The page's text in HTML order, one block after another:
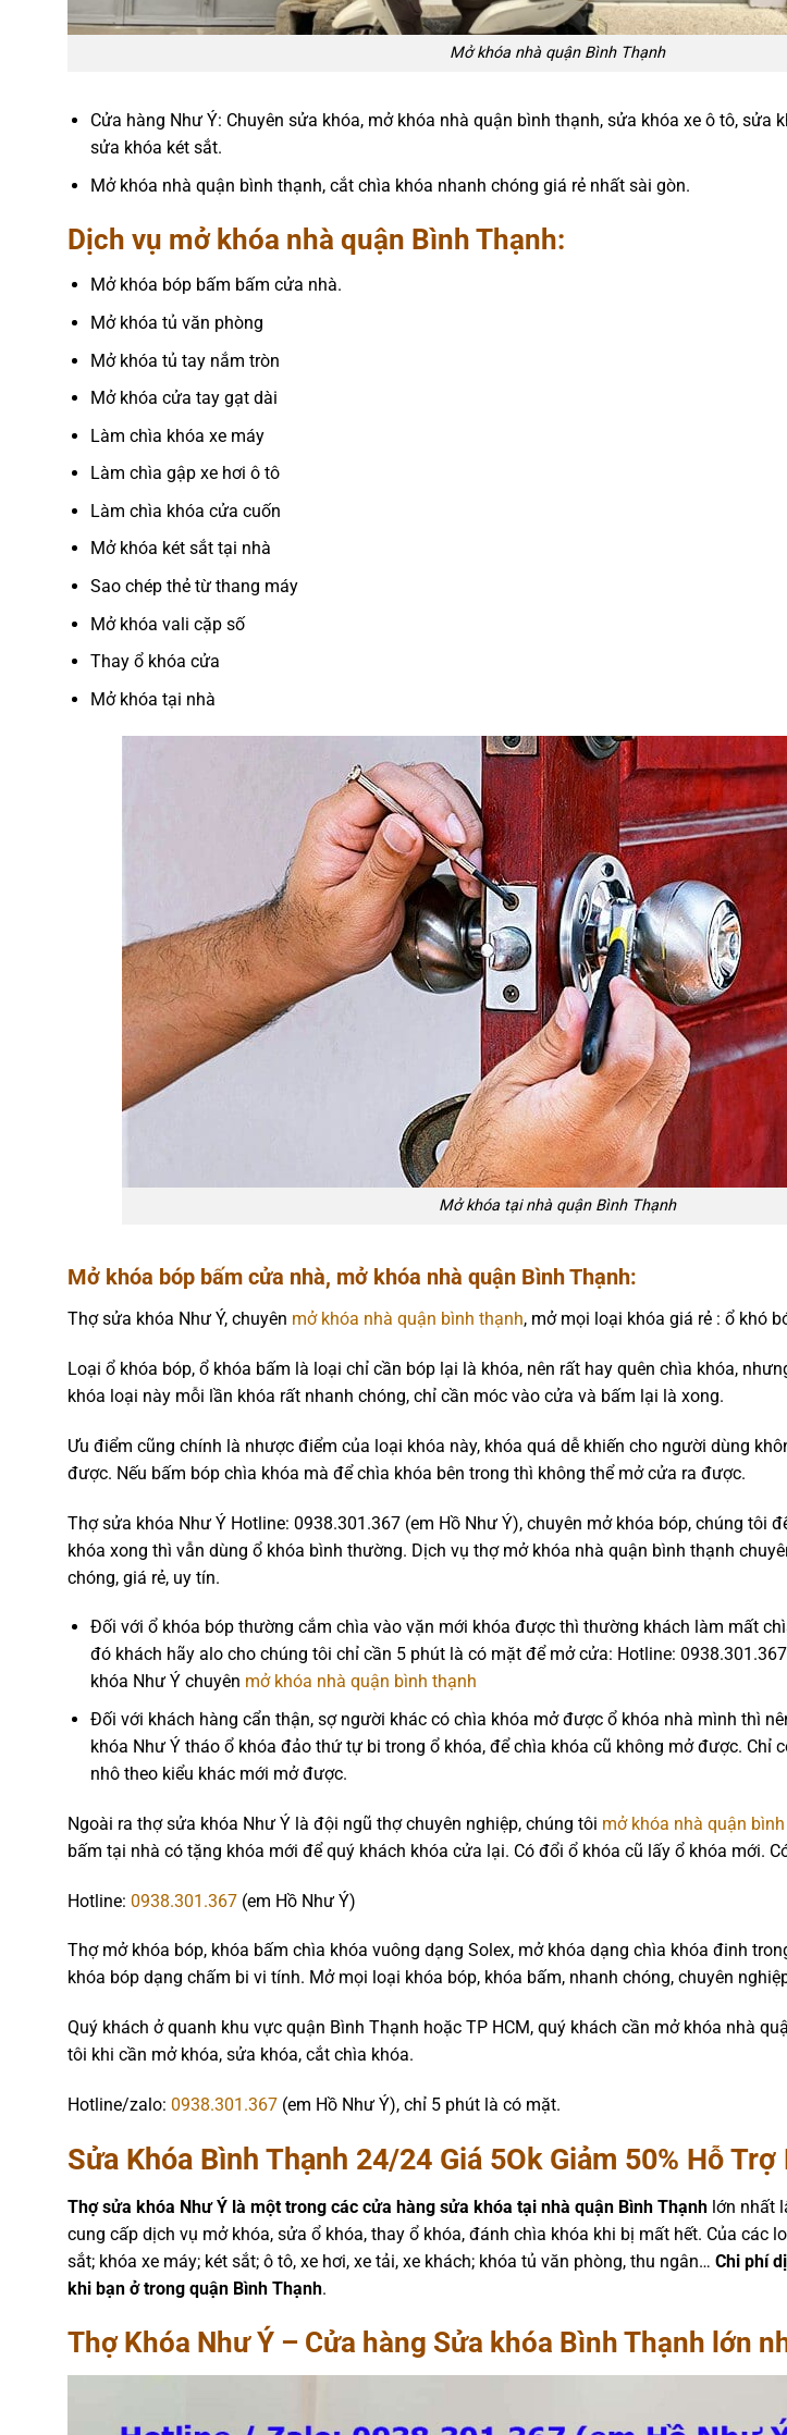
Mở khóa nhà quận Bình Thạnh
Cửa hàng Như Ý: Chuyên sửa khóa, mở khóa nhà quận bình thạnh, sửa khóa xe ô tô, sửa
sửa khóa két sắt.
Mở khóa nhà quận bình thạnh, cắt chìa khóa nhanh chóng giá rẻ nhất sài gòn.
Dịch vụ mở khóa nhà quận Bình Thạnh:
Mở khóa bóp bấm bấm cửa nhà.
Mở khóa tủ văn phòng
Mở khóa tủ tay nắm tròn
Mở khóa cửa tay gạt dài
Làm chìa khóa xe máy
Làm chìa gập xe hơi ô tô
Làm chìa khóa cửa cuốn
Mở khóa két sắt tại nhà
Sao chép thẻ từ thang máy
Mở khóa vali cặp số
Thay ổ khóa cửa
Mở khóa tại nhà
Mở khóa tại nhà quận Bình Thạnh
Mở khóa bóp bấm cửa nhà, mở khóa nhà quận Bình Thạnh:
Thợ sửa khóa Như Ý, chuyên mở khóa nhà quận bình thạnh, mở mọi loại khóa giá rẻ : ổ khó
Loại ổ khóa bóp, ổ khóa bấm là loại chỉ cần bóp lại là khóa, nên rất hay quên chìa khóa,
khóa loại này mỗi lần khóa rất nhanh chóng, chỉ cần móc vào cửa và bấm lại là xong.
Ưu điểm cũng chính là nhược điểm của loại khóa này, khóa quá dễ khiến cho người dùng
được. Nếu bấm bóp chìa khóa mà để chìa khóa bên trong thì không thể mở cửa ra được.
Thợ sửa khóa Như Ý Hotline: 0938.301.367 (em Hồ Như Ý), chuyên mở khóa bóp, chúng tôi
khóa xong thì vẫn dùng ổ khóa bình thường. Dịch vụ thợ mở khóa nhà quận bình thạnh
chóng, giá rẻ, uy tín.
Đối với ổ khóa bóp thường cắm chìa vào vặn mới khóa được thì thường khách làm mất
đó khách hãy alo cho chúng tôi chỉ cần 5 phút là có mặt để mở cửa: Hotline:
khóa Như Ý chuyên mở khóa nhà quận bình thạnh
Đối với khách hàng cẩn thận, sợ người khác có chìa khóa mở được ổ khóa nhà mình thì
khóa Như Ý tháo ổ khóa đảo thứ tự bi trong ổ khóa, để chìa khóa cũ không mở được. Chỉ
nhô theo kiểu khác mới mở được.
Ngoài ra thợ sửa khóa Như Ý là đội ngũ thợ chuyên nghiệp, chúng tôi mở khóa nhà quận
bấm tại nhà có tặng khóa mới để quý khách khóa cửa lại. Có đổi ổ khóa cũ lấy ổ khóa mới.
Hotline: 0938.301.367 (em Hồ Như Ý)
Thợ mở khóa bóp, khóa bấm chìa khóa vuông dạng Solex, mở khóa dạng chìa khóa đinh
khóa bóp dạng chấm bi vi tính. Mở mọi loại khóa bóp, khóa bấm, nhanh chóng, chuyên
Quý khách ở quanh khu vực quận Bình Thạnh hoặc TP HCM, quý khách cần mở khóa nhà
tôi khi cần mở khóa, sửa khóa, cắt chìa khóa.
Hotline/zalo: 0938.301.367 (em Hồ Như Ý), chỉ 5 phút là có mặt.
Sửa Khóa Bình Thạnh 24/24 Giá 5Ok Giảm 50% Hỗ Trợ
Thợ sửa khóa Như Ý là một trong các cửa hàng sửa khóa tại nhà quận Bình Thạnh lớn nhất
cung cấp dịch vụ mở khóa, sửa ổ khóa, thay ổ khóa, đánh chìa khóa khi bị mất hết. Của các
sắt; khóa xe máy; két sắt; ô tô, xe hơi, xe tải, xe khách; khóa tủ văn phòng, thu ngân… Chi phí
khi bạn ở trong quận Bình Thạnh.
Thợ Khóa Như Ý – Cửa hàng Sửa khóa Bình Thạnh lớn